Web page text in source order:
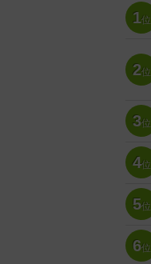
1位
2位
3位
4位
5位
6位